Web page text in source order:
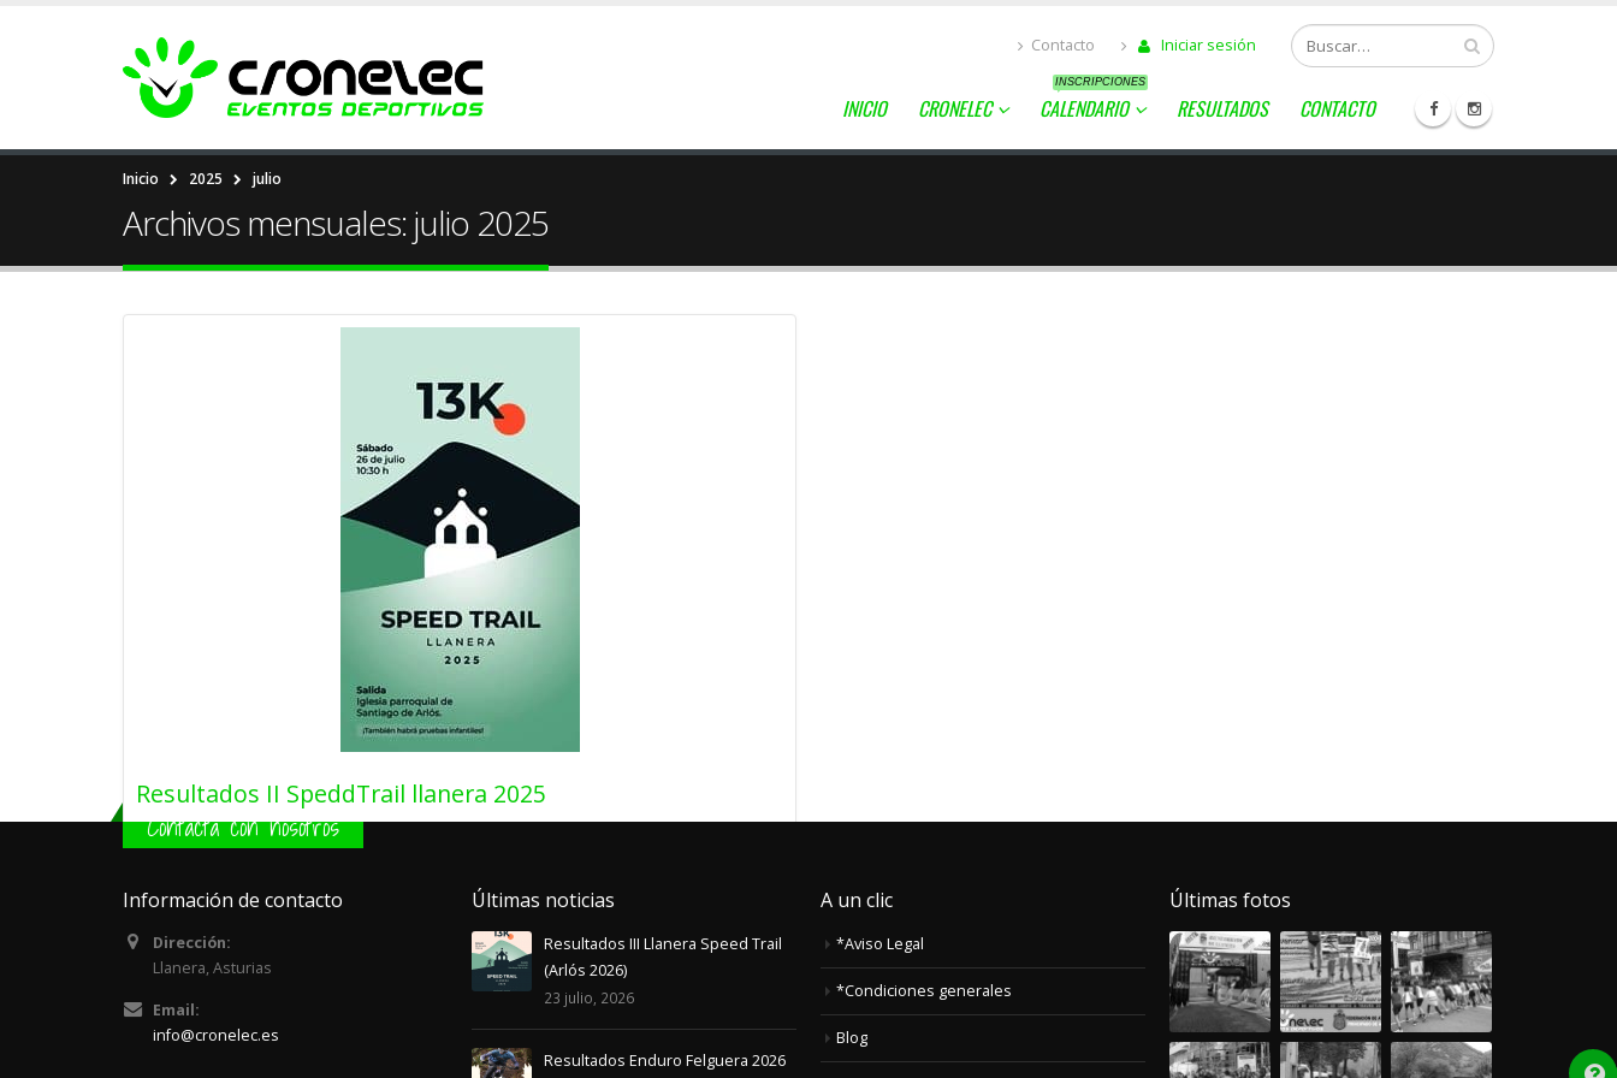
Contacto Iniciar sesión
INICIO CRONELEC CALENDARIO
INSCRIPCIONES
RESULTADOS CONTACTO
Inicio 2025 julio
Archivos mensuales: julio 2025
Resultados II SpeddTrail llanera 2025
[...]
20 julio, 2025
Resultados
0 Comentarios
Contacta con nosotros
Información de contacto
Dirección:
Llanera, Asturias
Email:
info@cronelec.es
Últimas noticias
Resultados III Llanera Speed Trail
(Arlós 2026)
23 julio, 2026
Resultados Enduro Felguera 2026
A un clic
*Aviso Legal
*Condiciones generales
Blog
Últimas fotos